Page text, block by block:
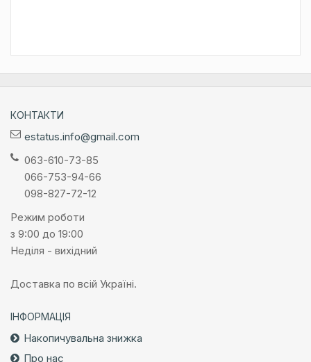
КОНТАКТИ
estatus.info@gmail.com
063-610-73-85
066-753-94-66
098-827-72-12
Режим роботи
з 9:00 до 19:00
Неділя - вихідний
Доставка по всій Україні.
ІНФОРМАЦІЯ
Накопичувальна знижка
Про нас